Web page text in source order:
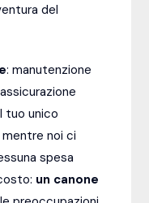
del
: manutenzione
tuo unico
noi ci
spesa
un canone